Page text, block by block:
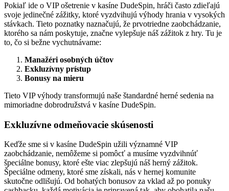
Pokiaľ ide o VIP ošetrenie v kasíne DudeSpin, hráči často zdieľajú
svoje jedinečné zážitky, ktoré vyzdvihujú výhody hrania v vysokých
stávkach. Tieto poznatky naznačujú, že prvotriedne zaobchádzanie,
ktorého sa nám poskytuje, značne vylepšuje náš zážitok z hry. Tu je
to, čo si bežne vychutnávame:
Manažéri osobných účtov
Exkluzívny prístup
Bonusy na mieru
Tieto VIP výhody transformujú naše štandardné herné sedenia na
mimoriadne dobrodružstvá v kasíne DudeSpin.
Exkluzívne odmeňovacie skúsenosti
Keďže sme si v kasíne DudeSpin užili významné VIP
zaobchádzanie, nemôžeme si pomôcť a musíme vyzdvihnúť
špeciálne bonusy, ktoré ešte viac zlepšujú náš herný zážitok.
Špeciálne odmeny, ktoré sme získali, nás v hernej komunite
skutočne odlišujú. Od bohatých bonusov za vklad až po ponuky